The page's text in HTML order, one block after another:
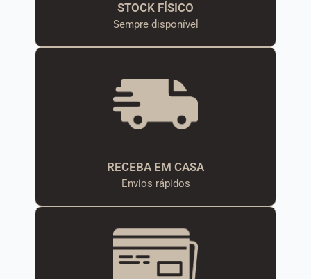
STOCK FÍSICO
Sempre disponível
RECEBA EM CASA
Envios rápidos